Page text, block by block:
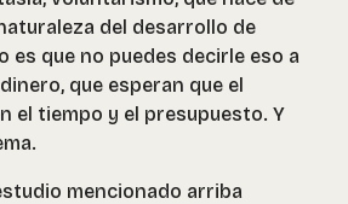
del desarrollo de
es que no puedes decirle eso a
que esperan que el
el tiempo y el presupuesto. Y
mencionado arriba